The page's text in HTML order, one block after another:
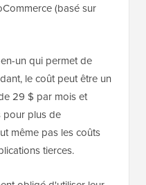
(basé sur
un qui permet de
le coût peut être un
29 $ par mois et
pour plus de
même pas les coûts
tierces.